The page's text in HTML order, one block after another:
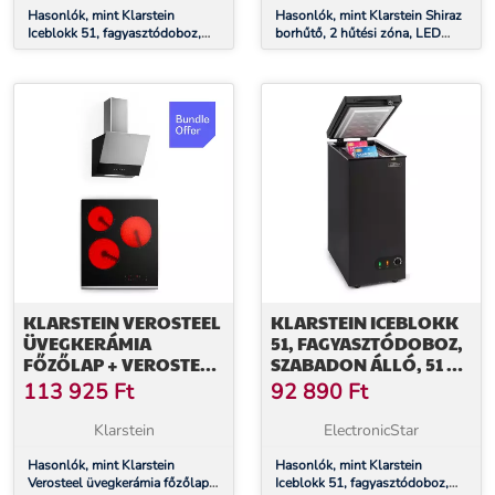
Hasonlók, mint Klarstein
Iceblokk 51, fagyasztódoboz,
szabadon álló, 51 l, zárható, E
fekete
Hasonlók, mint Klarstein Shiraz
borhűtő, 2 hűtési zóna, LED
világítás, érintéses vezérlés,
KLARSTEIN VEROSTEEL
ÜVEGKERÁMIA
FŐZŐLAP + VEROSTEEL
SZABADON ÁLLÓ
PÁRAELSZÍVÓ | 45 CM
113 925 Ft
Klarstein
Hasonlók, mint Klarstein
Verosteel üvegkerámia főzőlap +
KLARSTEIN ICEBLOKK
51, FAGYASZTÓDOBOZ,
SZABADON ÁLLÓ, 51 L,
ZÁRHATÓ, E
ENERGIAHATÉKONYSÁGI
OSZTÁLY, FEKETE
92 890 Ft
ElectronicStar
Hasonlók, mint Klarstein
Iceblokk 51, fagyasztódoboz,